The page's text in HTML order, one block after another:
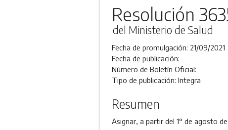
Resolución
del Ministerio de Salud
Fecha de promulgación: 21/09/2021
Fecha de publicación:
Número de Boletín Oficial:
Tipo de publicación: Integra
Resumen
Asignar, a partir del 1° de agosto